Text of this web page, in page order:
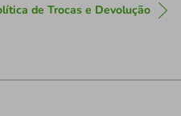
de Trocas e Devolução